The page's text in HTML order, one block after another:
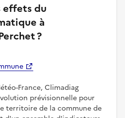
effets du
à
?
France, Climadiag
prévisionnelle pour
territoire de la commune de